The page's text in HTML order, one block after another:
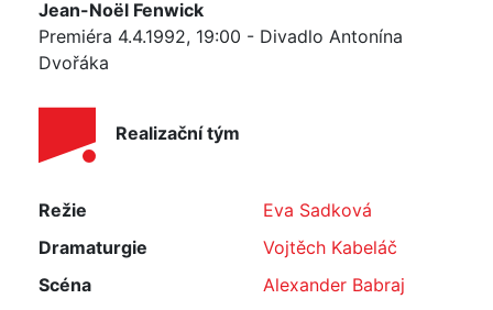
Jean-Noël Fenwick
Premiéra 4.4.1992, 19:00 - Divadlo Antonína
Dvořáka
Realizační tým
Režie
Eva Sadková
Dramaturgie
Vojtěch Kabeláč
Scéna
Alexander Babraj